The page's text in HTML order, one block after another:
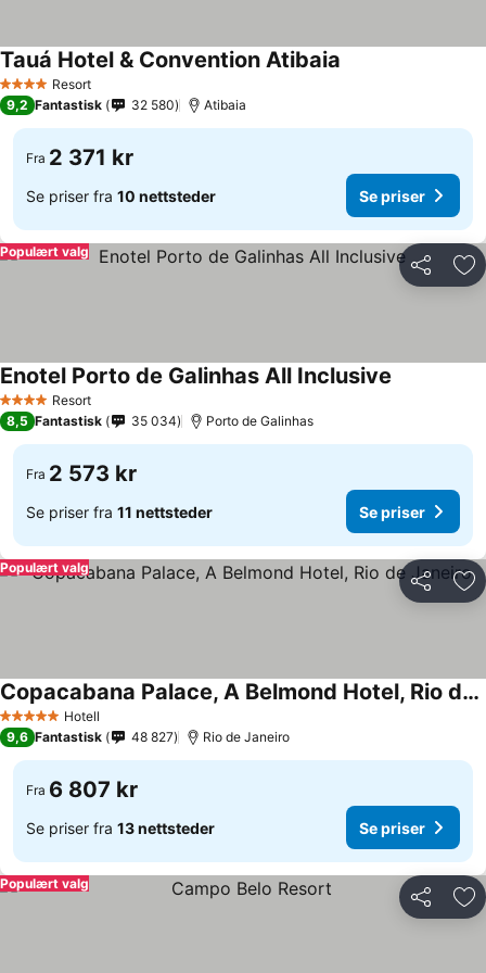
4 StjernerResort
Tauá Hotel & Convention Atibaia
9,2 Fantastisk 32 580 Atibaia
Fra 2 371 kr
Se priser fra 10 nettsteder Se priser
Del
Populært valg
4 StjernerResort
Enotel Porto de Galinhas All Inclusive
8,5 Fantastisk 35 034 Porto de Galinhas
Fra 2 573 kr
Se priser fra 11 nettsteder Se priser
Del
Populært valg
5 Stjerner Hotell
Copacabana Palace, A Belmond Hotel, Rio de Janeiro
9,6 Fantastisk 48 827 Rio de Janeiro
Fra 6 807 kr
Se priser fra 13 nettsteder Se priser
Del
Populært valg